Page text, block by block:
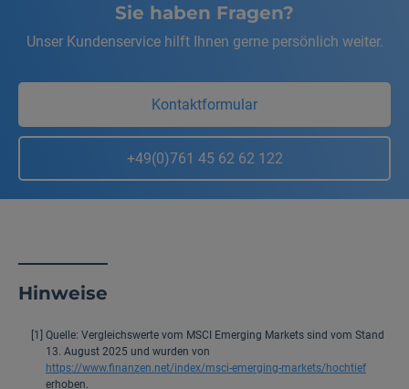
Sie haben Fragen?
Unser Kundenservice hilft Ihnen gerne persönlich weiter.
Kontaktformular
+49(0)761 45 62 62 122
Hinweise
[1] Quelle: Vergleichswerte vom MSCI Emerging Markets sind vom Stand
13. August 2025 und wurden von
https://www.finanzen.net/index/msci-emerging-markets/hochtief
erhoben.